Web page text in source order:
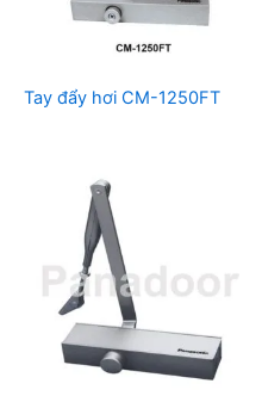
Tay đẩy hơi CM-1250FT